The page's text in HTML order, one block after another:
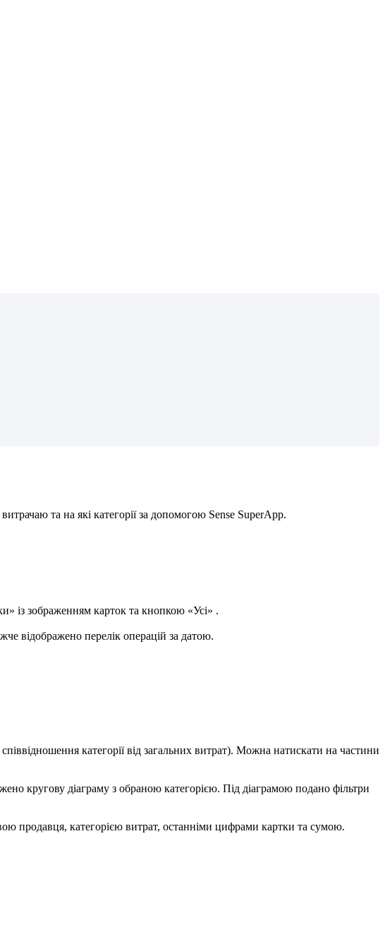
витрачаю та на які категорії за допомогою Sense SuperApp.
співвідношення категорії від загальних витрат). Можна натискати на частини